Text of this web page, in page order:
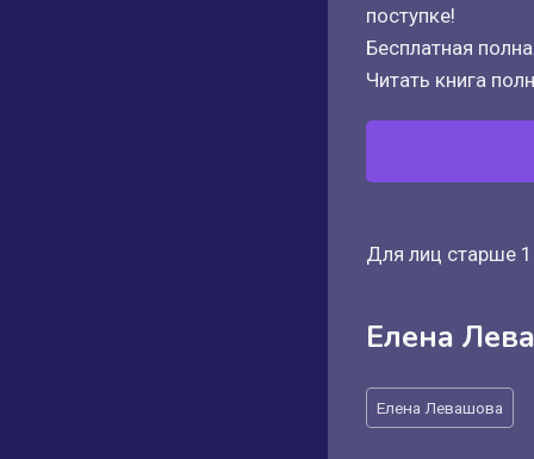
поступке!
Бесплатная
Читать книга
Для лиц старше
Елена
Метки
записи:
Елена Левашова